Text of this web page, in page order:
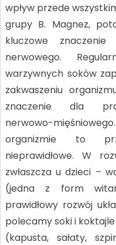
wpływ przede
grupy B. Magnez,
kluczowe
nerwowego.
warzywnych soków
zakwaszeniu
znaczenie dla
nerwowo-
organizmie to
nieprawidłowe. W
zwłaszcza u dzieci –
(jedna z form
prawidłowy rozwój
polecamy soki i
(kapusta, sałaty,